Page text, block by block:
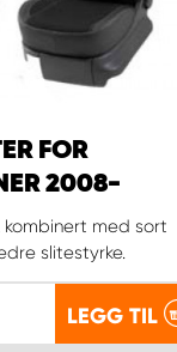
FOR
2008-
med sort
slitestyrke.
LEGG TIL